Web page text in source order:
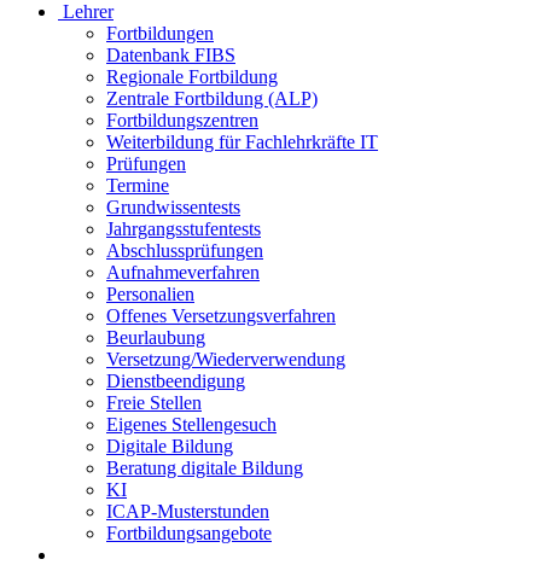
Lehrer
Fortbildungen
Datenbank FIBS
Regionale Fortbildung
Zentrale Fortbildung (ALP)
Fortbildungszentren
Weiterbildung für Fachlehrkräfte IT
Prüfungen
Termine
Grundwissentests
Jahrgangsstufentests
Abschlussprüfungen
Aufnahmeverfahren
Personalien
Offenes Versetzungsverfahren
Beurlaubung
Versetzung/Wiederverwendung
Dienstbeendigung
Freie Stellen
Eigenes Stellengesuch
Digitale Bildung
Beratung digitale Bildung
KI
ICAP-Musterstunden
Fortbildungsangebote